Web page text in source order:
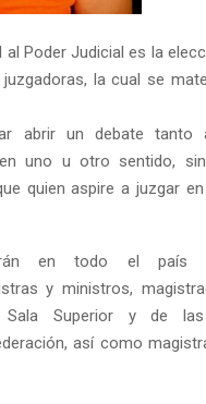
Poder Judicial es la
la cual se
abrir un debate
uno u otro sentido,
quien aspire a juzgar
en todo el país
y ministros,
Superior y de las
así como